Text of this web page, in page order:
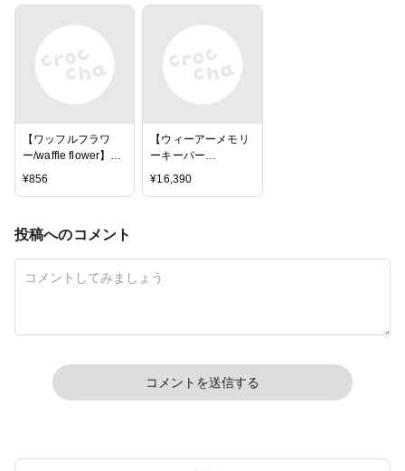
【ワッフルフラワ
ー/waffle flower】ダ
イ - Mini 3D Bow
¥856
【ウィーアーメモリ
ーキーパー
ス/WRMK】ダイカッ
トマシン - エボリュ
¥16,390
投稿へのコメント
コメントを送信する